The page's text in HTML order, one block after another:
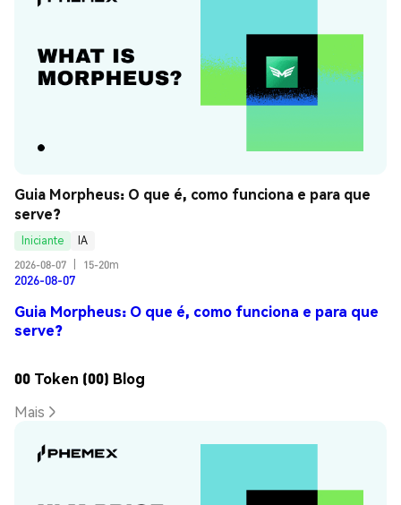
Guia Morpheus: O que é, como funciona e para que
serve?
Iniciante
IA
2026-08-07
15-20m
2026-08-07
Guia Morpheus: O que é, como funciona e para que
serve?
00 Token (00) Blog
Mais